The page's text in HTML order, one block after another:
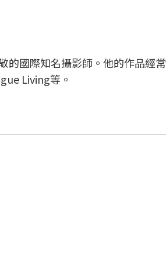
的國際知名攝影師。他的作品經
Living等。